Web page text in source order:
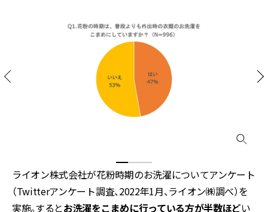
ライオン株式会社が花粉時期のお洗濯についてアンケート
（Twitterアンケート調査、2022年1月、ライオン㈱調べ）を
実施。するとお洗濯をこまめに行っている方が半数ほどい